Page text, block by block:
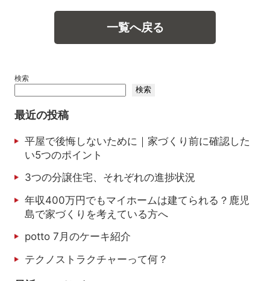
一覧へ戻る
検索
検索
最近の投稿
平屋で後悔しないために｜家づくり前に確認した
い5つのポイント
3つの分譲住宅、それぞれの進捗状況
年収400万円でもマイホームは建てられる？鹿児
島で家づくりを考えている方へ
potto 7月のケーキ紹介
テクノストラクチャーって何？